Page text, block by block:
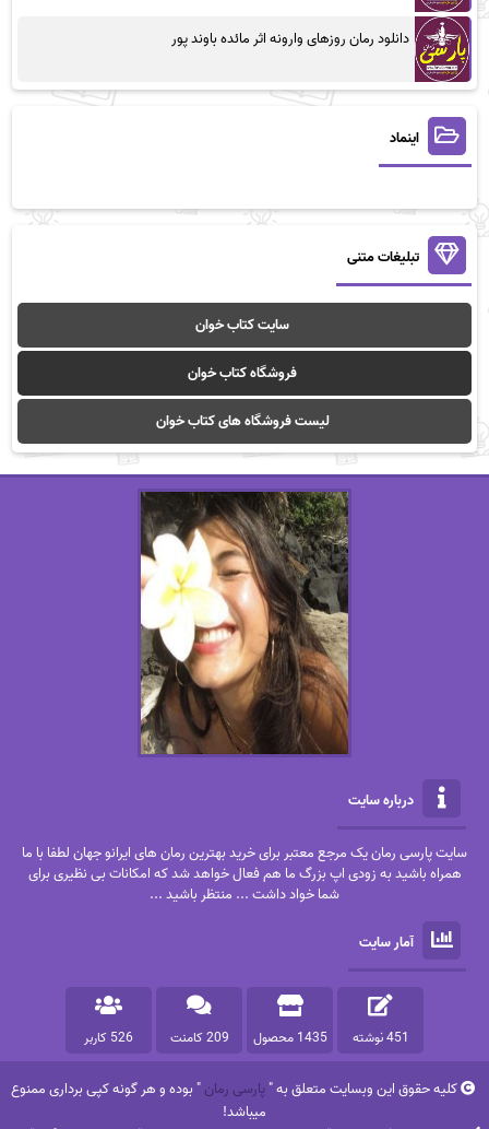
دانلود رمان روزهای وارونه اثر مائده باوند پور
اینماد
تبلیغات متنی
سایت کتاب خوان
فروشگاه کتاب خوان
لیست فروشگاه های کتاب خوان
درباره سایت
سایت پارسی رمان یک مرجع معتبر برای خرید بهترین رمان های ایرانو جهان لطفا با ما
همراه باشید به زودی اپ بزرگ ما هم فعال خواهد شد که امکانات بی نظیری برای
شما خواد داشت ... منتظر باشید ...
آمار سایت
451 نوشته 1435 محصول 209 کامنت 526 کاربر
کلیه حقوق این وبسایت متعلق به "پارسی رمان" بوده و هر گونه کپی برداری ممنوع
میباشد!